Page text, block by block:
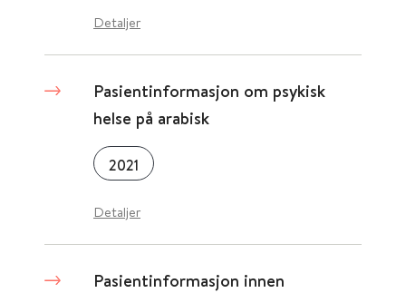
Detaljer
Pasientinformasjon om psykisk
helse på arabisk
2021
Detaljer
Pasientinformasjon innen